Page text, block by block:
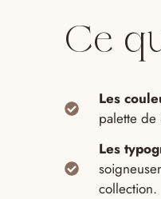
Ce
Les
palette de
Les
collection.